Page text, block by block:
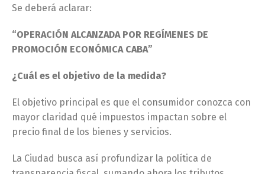
Se deberá aclarar:
“OPERACIÓN ALCANZADA POR REGÍMENES DE
PROMOCIÓN ECONÓMICA CABA”
¿Cuál es el objetivo de la medida?
El objetivo principal es que el consumidor conozca con
mayor claridad qué impuestos impactan sobre el
precio final de los bienes y servicios.
La Ciudad busca así profundizar la política de